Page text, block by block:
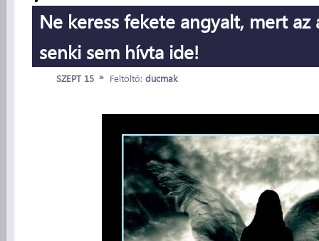
Ne keress fekete angyalt, mert az
senki sem hívta ide!
SZEPT 15 » Feltöltő: ducmak